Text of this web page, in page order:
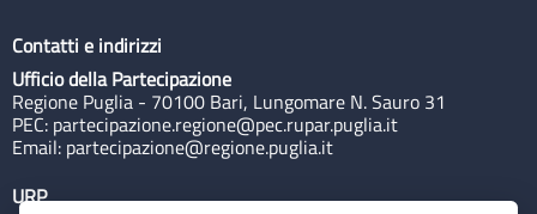
Contatti e indirizzi
Ufficio della Partecipazione
Regione Puglia - 70100 Bari, Lungomare N. Sauro 31
PEC: partecipazione.regione@pec.rupar.puglia.it
Email: partecipazione@regione.puglia.it
URP